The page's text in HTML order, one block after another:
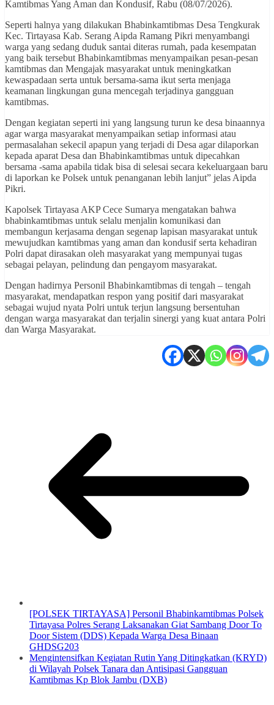
Kamtibmas Yang Aman dan Kondusif, Rabu (08/07/2026).
Seperti halnya yang dilakukan Bhabinkamtibmas Desa Tengkurak
Kec. Tirtayasa Kab. Serang Aipda Ramang Pikri menyambangi
warga yang sedang duduk santai diteras rumah, pada kesempatan
yang baik tersebut Bhabinkamtibmas menyampaikan pesan-pesan
kamtibmas dan Mengajak masyarakat untuk meningkatkan
kewaspadaan serta untuk bersama-sama ikut serta menjaga
keamanan lingkungan guna mencegah terjadinya gangguan
kamtibmas.
Dengan kegiatan seperti ini yang langsung turun ke desa binaannya
agar warga masyarakat menyampaikan setiap informasi atau
permasalahan sekecil apapun yang terjadi di Desa agar dilaporkan
kepada aparat Desa dan Bhabinkamtibmas untuk dipecahkan
bersama -sama apabila tidak bisa di selesai secara kekeluargaan baru
di laporkan ke Polsek untuk penanganan lebih lanjut” jelas Aipda
Pikri.
Kapolsek Tirtayasa AKP Cece Sumarya mengatakan bahwa
bhabinkamtibmas untuk selalu menjalin komunikasi dan
membangun kerjasama dengan segenap lapisan masyarakat untuk
mewujudkan kamtibmas yang aman dan kondusif serta kehadiran
Polri dapat dirasakan oleh masyarakat yang mempunyai tugas
sebagai pelayan, pelindung dan pengayom masyarakat.
Dengan hadirnya Personil Bhabinkamtibmas di tengah – tengah
masyarakat, mendapatkan respon yang positif dari masyarakat
sebagai wujud nyata Polri untuk terjun langsung bersentuhan
dengan warga masyarakat dan terjalin sinergi yang kuat antara Polri
dan Warga Masyarakat.
[POLSEK TIRTAYASA] Personil Bhabinkamtibmas Polsek
Tirtayasa Polres Serang Laksanakan Giat Sambang Door To
Door Sistem (DDS) Kepada Warga Desa Binaan
GHDSG203
Mengintensifkan Kegiatan Rutin Yang Ditingkatkan (KRYD)
di Wilayah Polsek Tanara dan Antisipasi Gangguan
Kamtibmas Kp Blok Jambu (DXB)